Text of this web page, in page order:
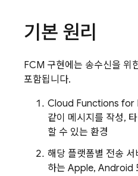
기본 원리
FCM 구현에는 송수신을 위
포함됩니다.
Cloud Functions for
같이 메시지를 작성,
할 수 있는 환경
해당 플랫폼별 전송
하는 Apple, Android